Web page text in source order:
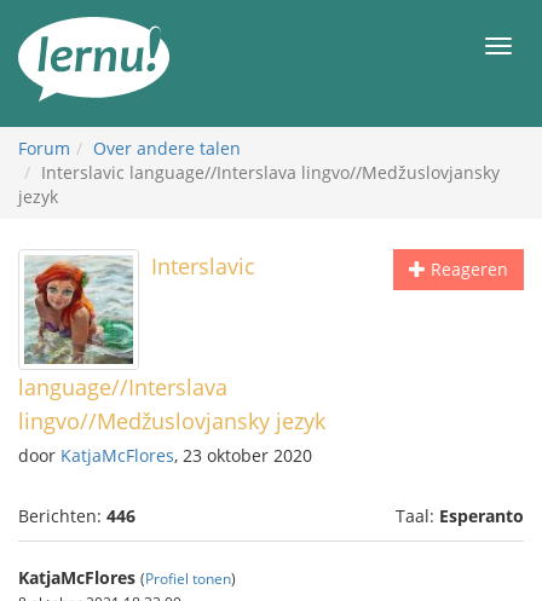
inhoud
Forum
Over andere talen
Interslavic language//Interslava lingvo//Medžuslovjansky
jezyk
Reageren
Interslavic
language//Interslava
lingvo//Medžuslovjansky jezyk
door KatjaMcFlores, 23 oktober 2020
Berichten: 446 Taal: Esperanto
KatjaMcFlores (Profiel tonen)